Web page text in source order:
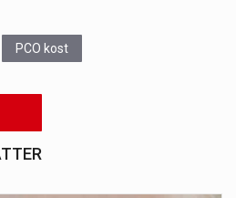
PCO kost